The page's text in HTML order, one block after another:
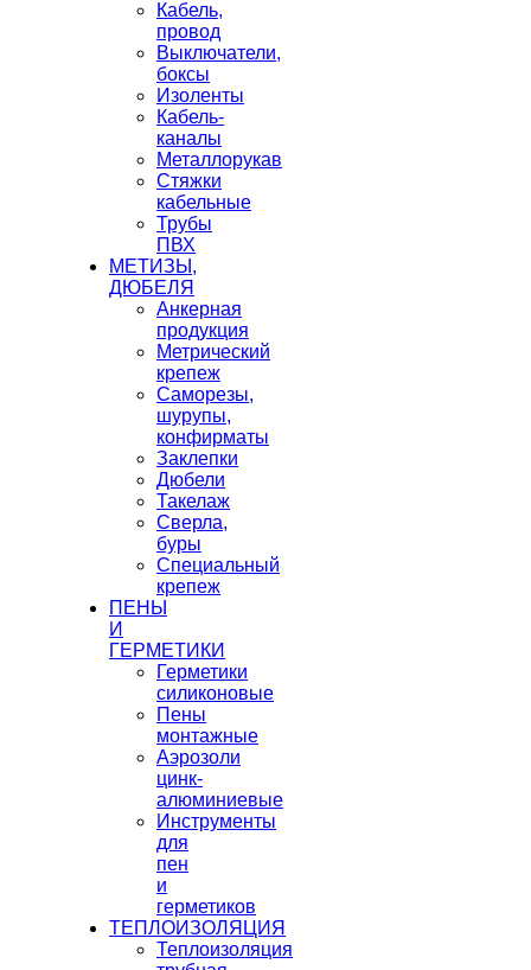
Кабель,
провод
Выключатели,
боксы
Изоленты
Кабель-
каналы
Металлорукав
Стяжки
кабельные
Трубы
ПВХ
МЕТИЗЫ,
ДЮБЕЛЯ
Анкерная
продукция
Метрический
крепеж
Саморезы,
шурупы,
конфирматы
Заклепки
Дюбели
Такелаж
Сверла,
буры
Специальный
крепеж
ПЕНЫ
И
ГЕРМЕТИКИ
Герметики
силиконовые
Пены
монтажные
Аэрозоли
цинк-
алюминиевые
Инструменты
для
пен
и
герметиков
ТЕПЛОИЗОЛЯЦИЯ
Теплоизоляция